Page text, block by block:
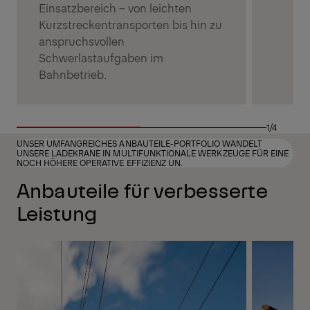
Einsatzbereich – von leichten
Kurzstreckentransporten bis hin zu
anspruchsvollen
Schwerlastaufgaben im
Bahnbetrieb.
1/4
UNSER UMFANGREICHES ANBAUTEILE-PORTFOLIO WANDELT
UNSERE LADEKRANE IN MULTIFUNKTIONALE WERKZEUGE FÜR EINE
NOCH HÖHERE OPERATIVE EFFIZIENZ UN.
Anbauteile für verbesserte
Leistung